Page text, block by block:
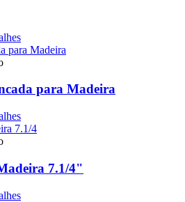
para Madeira
7.1/4"